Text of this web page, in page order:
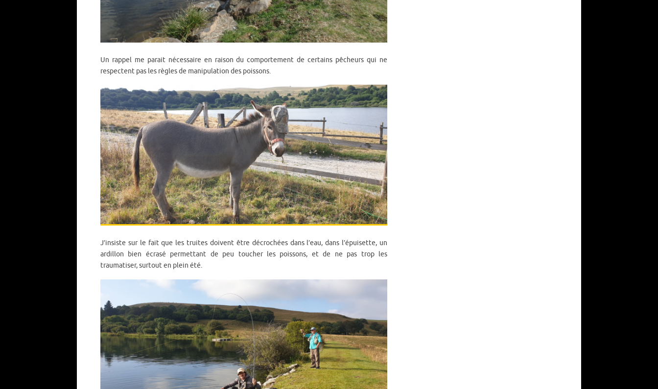
Un rappel me parait nécessaire en raison du comportement de certains pêcheurs qui ne
respectent pas les règles de manipulation des poissons.
J’insiste sur le fait que les truites doivent être décrochées dans l’eau, dans l’épuisette, un
ardillon bien écrasé permettant de peu toucher les poissons, et de ne pas trop les
traumatiser, surtout en plein été.